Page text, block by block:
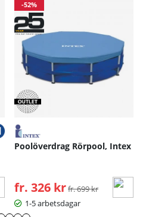
-52%
Poolöverdrag Rörpool, Intex
fr. 326 kr Ordinarie pris:
fr. 699 kr
1-5 arbetsdagar